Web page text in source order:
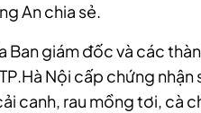
An chia sẻ.
Ban giám đốc và các
Nội cấp chứng
canh, rau mồng tơi, cà